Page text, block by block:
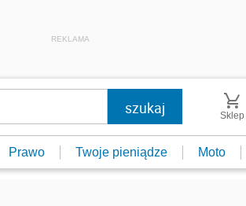
REKLAMA
Sklep
Prawo Twoje pieniądze Moto